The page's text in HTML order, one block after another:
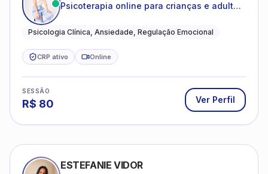
Psicoterapia online para crianças e adultos
reduzir a ansiedade e construir uma vida
Psicologia Clínica, Ansiedade, Regulação Emocional
CRP ativo Online
SESSÃO
R$ 80 Ver Perfil
ESTEFANIE VIDOR